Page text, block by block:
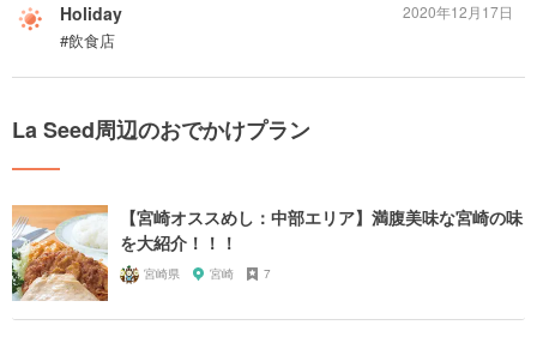
Holiday
#飲食店
2020年12月17日
La Seed周辺のおでかけプラン
【宮崎オススめし：中部エリア】満腹美味な宮崎の味
を大紹介！！！
宮崎県 宮崎 7